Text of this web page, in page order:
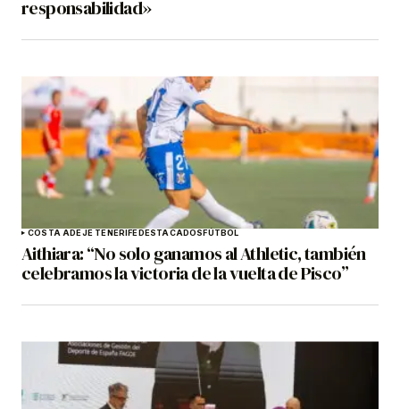
responsabilidad»
COSTA ADEJE TENERIFE DESTACADOS FÚTBOL
Aithiara: “No solo ganamos al Athletic, también
celebramos la victoria de la vuelta de Pisco”